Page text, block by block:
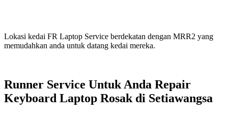
Lokasi kedai FR Laptop Service berdekatan dengan MRR2 yang
memudahkan anda untuk datang kedai mereka.
Runner Service Untuk Anda Repair
Keyboard Laptop Rosak di Setiawangsa